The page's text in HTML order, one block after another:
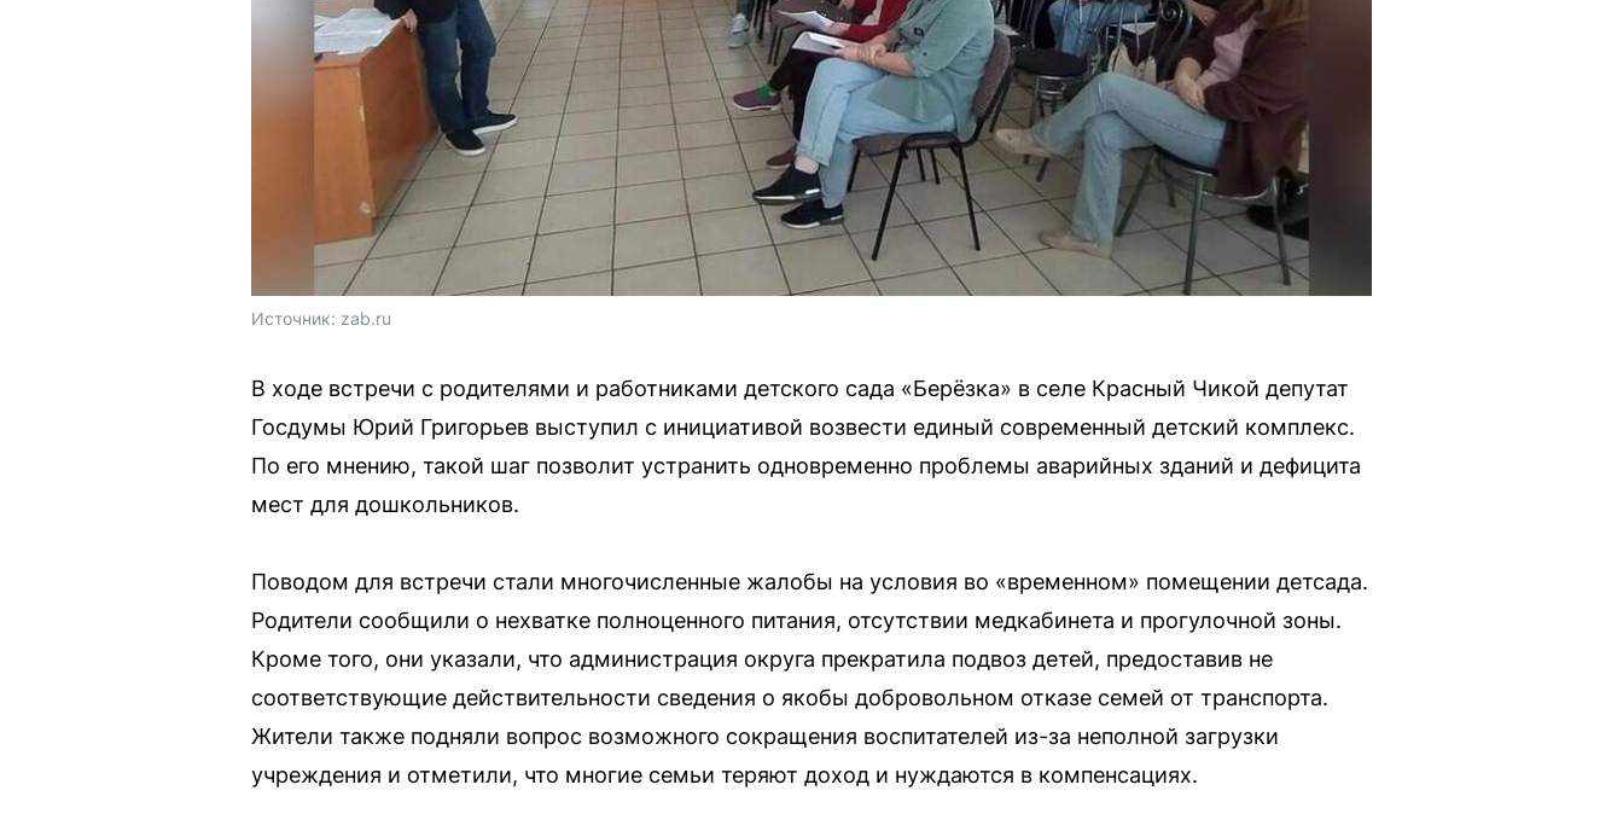
Источник: zab.ru
В ходе встречи с родителями и работниками детского сада «Берёзка» в селе Красный Чикой депутат
Госдумы Юрий Григорьев выступил с инициативой возвести единый современный детский комплекс.
По его мнению, такой шаг позволит устранить одновременно проблемы аварийных зданий и дефицита
мест для дошкольников.
Поводом для встречи стали многочисленные жалобы на условия во «временном» помещении детсада.
Родители сообщили о нехватке полноценного питания, отсутствии медкабинета и прогулочной зоны.
Кроме того, они указали, что администрация округа прекратила подвоз детей, предоставив не
соответствующие действительности сведения о якобы добровольном отказе семей от транспорта.
Жители также подняли вопрос возможного сокращения воспитателей из-за неполной загрузки
учреждения и отметили, что многие семьи теряют доход и нуждаются в компенсациях.